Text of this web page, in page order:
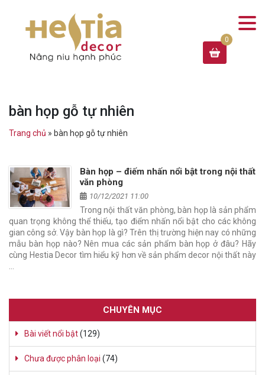
bàn họp gỗ tự nhiên
Trang chủ » bàn họp gỗ tự nhiên
Bàn họp – điếm nhấn nổi bật trong nội thất
văn phòng
10/12/2021 11:00
Trong nội thất văn phòng, bàn họp là sản phẩm
quan trọng không thể thiếu, tạo điểm nhấn nổi bật cho các không
gian công sở. Vậy bàn họp là gì? Trên thị trường hiện nay có những
mẫu bàn họp nào? Nên mua các sản phẩm bàn họp ở đâu? Hãy
cùng Hestia Decor tìm hiểu kỹ hơn về sản phẩm decor nội thất này
CHUYÊN MỤC
Bài viết nổi bật(129)
Chưa được phân loại (74)